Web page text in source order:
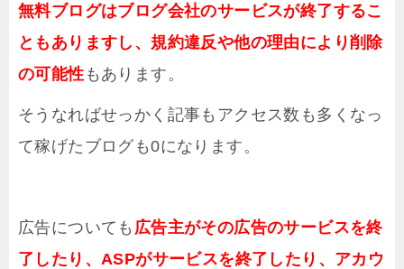
無料ブログはブログ会社のサービスが終了するこ
ともありますし、規約違反や他の理由により削除
の可能性 もあります。
そうなればせっかく記事もアクセス数も多くなっ
て稼げたブログも0になります。
広告についても 広告主がその広告のサービスを終
了したり、ASPがサービスを終了したり、アカウ